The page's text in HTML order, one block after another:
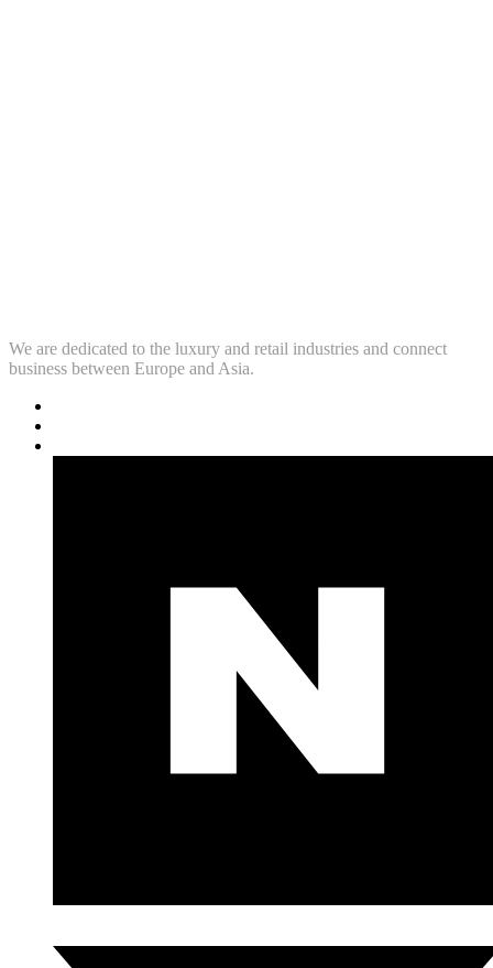
We are dedicated to the luxury and retail industries and connect
business between Europe and Asia.